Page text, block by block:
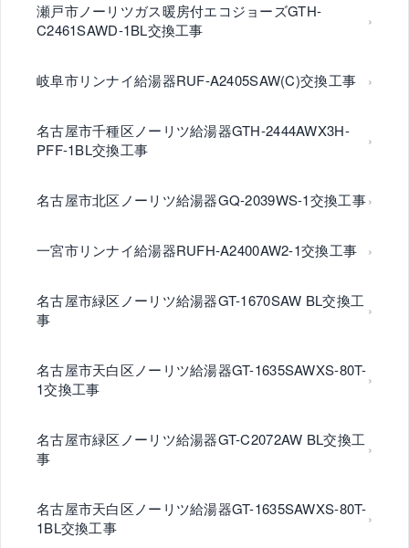
瀬戸市ノーリツガス暖房付エコジョーズGTH-
C2461SAWD-1BL交換工事
岐阜市リンナイ給湯器RUF-A2405SAW(C)交換工事
名古屋市千種区ノーリツ給湯器GTH-2444AWX3H-
PFF-1BL交換工事
名古屋市北区ノーリツ給湯器GQ-2039WS-1交換工事
一宮市リンナイ給湯器RUFH-A2400AW2-1交換工事
名古屋市緑区ノーリツ給湯器GT-1670SAW BL交換工
事
名古屋市天白区ノーリツ給湯器GT-1635SAWXS-80T-
1交換工事
名古屋市緑区ノーリツ給湯器GT-C2072AW BL交換工
事
名古屋市天白区ノーリツ給湯器GT-1635SAWXS-80T-
1BL交換工事